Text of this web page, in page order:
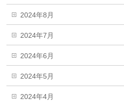
2024年8月
2024年7月
2024年6月
2024年5月
2024年4月